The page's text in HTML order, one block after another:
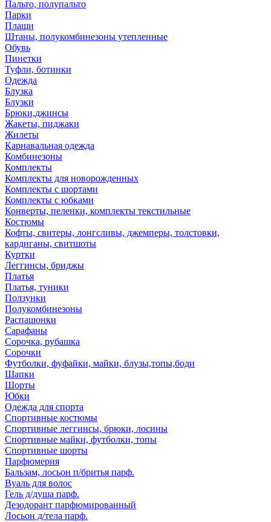
Пальто, полупальто
Парки
Плащи
Штаны, полукомбинезоны утепленные
Обувь
Пинетки
Туфли, ботинки
Одежда
Блузка
Блузки
Брюки,джинсы
Жакеты, пиджаки
Жилеты
Карнавальная одежда
Комбинезоны
Комплекты
Комплекты для новорожденных
Комплекты с шортами
Комплекты с юбками
Конверты, пеленки, комплекты текстильные
Костюмы
Кофты, свитеры, лонгсливы, джемперы, толстовки,
кардиганы, свитшоты
Куртки
Леггинсы, бриджы
Платья
Платья, туники
Ползунки
Полукомбинезоны
Распашонки
Сарафаны
Сорочка, рубашка
Сорочки
Футболки, фуфайки, майки, блузы,топы,боди
Шапки
Шорты
Юбки
Одежда для спорта
Спортивные костюмы
Спортивные леггинсы, брюки, лосины
Спортивные майки, футболки, топы
Спортивные шорты
Парфюмерия
Бальзам, лосьон п/бритья парф.
Вуаль для волос
Гель д/душа парф.
Дезодорант парфюмированный
Лосьон д/тела парф.